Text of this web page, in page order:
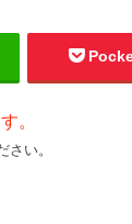
。
い。